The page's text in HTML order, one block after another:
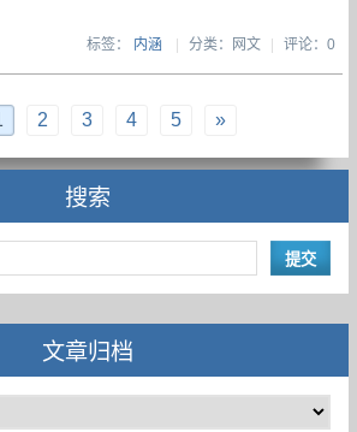
标签： 内涵 | 分类：网文| 评论：0
2 3 4 5 »
搜索
文章归档